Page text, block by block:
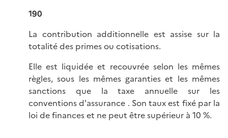
190
La contribution additionnelle est assise sur la
totalité des primes ou cotisations.
Elle est liquidée et recouvrée selon les mêmes
règles, sous les mêmes garanties et les mêmes
sanctions que la taxe annuelle sur les
conventions d'assurance . Son taux est fixé par la
loi de finances et ne peut être supérieur à 10 %.